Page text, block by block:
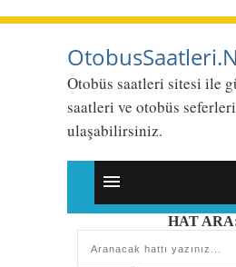
Otobüs saatleri sitesi ile
saatleri ve otobüs
ulaşabilirsiniz.
HAT